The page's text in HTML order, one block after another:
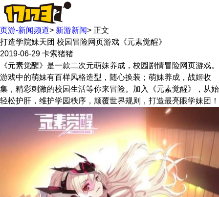
页游-新闻频道> 新游新闻> 正文
打造学院妹天团 校园冒险网页游戏《元素觉醒》
2019-06-29 卡索猪猪
《元素觉醒》是一款二次元萌妹养成，校园剧情冒险网页游戏。
游戏中的萌妹有百样风格造型，随心换装；萌妹养成，战姬收
集，精彩刺激的校园生活等你来冒险。加入《元素觉醒》，从始
轻松护肝，维护学园秩序，颠覆世界规则，打造最亮眼学妹团！